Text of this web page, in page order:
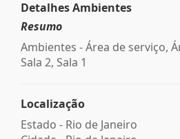
Detalhes Ambientes
Resumo
Ambientes - Área de serviço,
Sala 2, Sala 1
Localização
Estado - Rio de Janeiro